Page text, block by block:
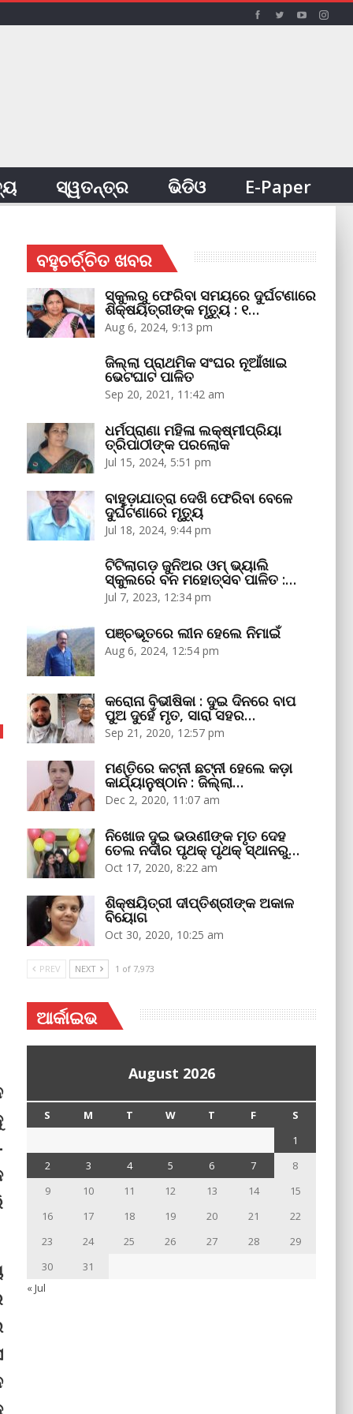
ସ୍ୱତନ୍ତ୍ର ଭିଡିଓ E-Paper
ବହୁଚର୍ଚ୍ଚିତ ଖବର
ସ୍କୁଲରୁ ଫେରିବା ସମୟରେ ଦୁର୍ଘଟଣାରେ
ଶିକ୍ଷୟିତ୍ରୀଙ୍କ ମୃତ୍ୟୁ : ୧…
Aug 6, 2024, 9:13 pm
ଜିଲ୍ଲା ପ୍ରାଥମିକ ସଂଘର ନୂଆଁଖାଇ
ଭେଟଘାଟ ପାଳିତ
Sep 20, 2021, 11:42 am
ଧର୍ମପ୍ରାଣା ମହିଳା ଲକ୍ଷ୍ମୀପ୍ରିୟା
ତ୍ରିପାଠୀଙ୍କ ପରଲୋକ
Jul 15, 2024, 5:51 pm
ବାହୁଡ଼ାଯାତ୍ରା ଦେଖି ଫେରିବା ବେଳେ
ଦୁର୍ଘଟଣାରେ ମୃତ୍ୟୁ
Jul 18, 2024, 9:44 pm
ଟିଟିଲାଗଡ଼ ଜୁନିଅର ଓମ୍‌ ଭ୍ୟାଲି
ସ୍କୁଲରେ ବନ ମହୋତ୍ସବ ପାଳିତ :…
Jul 7, 2023, 12:34 pm
ପଞ୍ଚଭୂତରେ ଲୀନ ହେଲେ ନିମାଇଁ
Aug 6, 2024, 12:54 pm
କରୋନା ବିଭୀଷିକା : ଦୁଇ ଦିନରେ ବାପ
ପୁଅ ଦୁହେଁ ମୃତ, ସାରା ସହର…
Sep 21, 2020, 12:57 pm
ମଣ୍ତିରେ କଟ୍‌ନୀ ଛଟ୍‌ନୀ ହେଲେ କଡ଼ା
କାର୍ଯ୍ୟାନୁଷ୍ଠାନ : ଜିଲ୍ଲା…
Dec 2, 2020, 11:07 am
ନିଖୋଜ ଦୁଇ ଭଉଣୀଙ୍କ ମୃତ ଦେହ
ତେଲ ନଦୀର ପୃଥକ୍‌ ପୃଥକ୍‌ ସ୍ଥାନରୁ…
Oct 17, 2020, 8:22 am
ଶିକ୍ଷୟିତ୍ରୀ ଦୀପ୍ତିଶ୍ରୀଙ୍କ ଅକାଳ
ବିୟୋଗ
Oct 30, 2020, 10:25 am
PREV NEXT 1 of 7,973
ଆର୍କାଇଭ
August 2026
S M T W T F
S
1
2
3 4 5 6 7
8
9
10 11 12 13 14
15
16
17 18 19 20 21
22
23
24 25 26 27 28
29
30
31
« Jul